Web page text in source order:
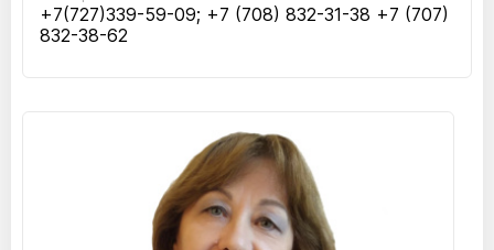
+7(727)339-59-09; +7 (708) 832-31-38 ‪+7 (707)
832-38-62‬